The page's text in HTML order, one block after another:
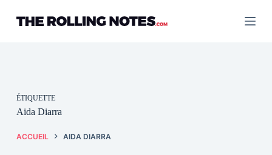
contenu
ÉTIQUETTE
Aida Diarra
ACCUEIL AIDA DIARRA